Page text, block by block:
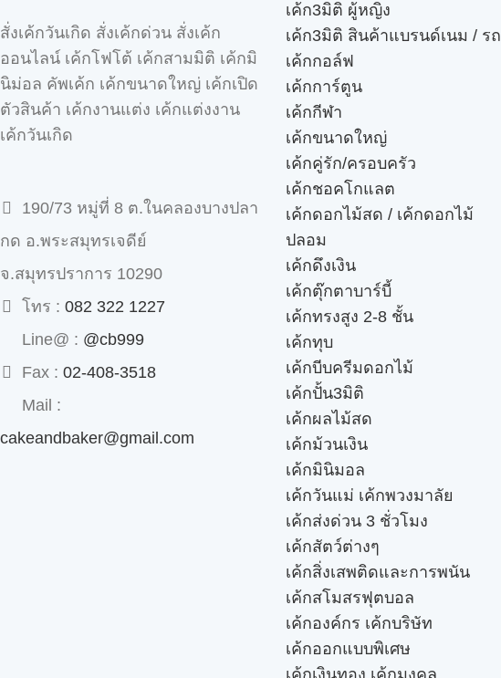
สั่งเค้กวันเกิด สั่งเค้กด่วน สั่งเค้ก
ออนไลน์ เค้กโฟโต้ เค้กสามมิติ เค้กมิ
นิม่อล คัพเค้ก เค้กขนาดใหญ่ เค้กเปิด
ตัวสินค้า เค้กงานแต่ง เค้กแต่งงาน
เค้กวันเกิด
190/73 หมู่ที่ 8 ต.ในคลองบางปลา
กด อ.พระสมุทรเจดีย์
จ.สมุทรปราการ 10290
โทร : 082 322 1227
Line@ : @cb999
Fax : 02-408-3518
Mail :
cakeandbaker@gmail.com
เค้ก3มิติ ผู้หญิง
เค้ก3มิติ สินค้าแบรนด์เนม / รถ
เค้กกอล์ฟ
เค้กการ์ตูน
เค้กกีฬา
เค้กขนาดใหญ่
เค้กคู่รัก/ครอบครัว
เค้กชอคโกแลต
เค้กดอกไม้สด / เค้กดอกไม้
ปลอม
เค้กดึงเงิน
เค้กตุ๊กตาบาร์บี้
เค้กทรงสูง 2-8 ชั้น
เค้กทุบ
เค้กบีบครีมดอกไม้
เค้กปั้น3มิติ
เค้กผลไม้สด
เค้กม้วนเงิน
เค้กมินิมอล
เค้กวันแม่ เค้กพวงมาลัย
เค้กส่งด่วน 3 ชั่วโมง
เค้กสัตว์ต่างๆ
เค้กสิ่งเสพติดและการพนัน
เค้กสโมสรฟุตบอล
เค้กองค์กร เค้กบริษัท
เค้กออกแบบพิเศษ